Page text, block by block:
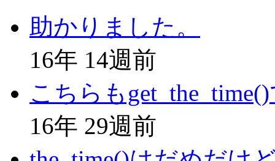
助かりました。
16年 14週前
こちらも
16年 29週前